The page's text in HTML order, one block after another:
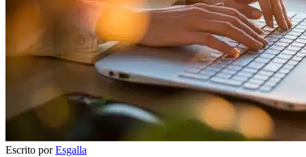
Escrito porEsgalla